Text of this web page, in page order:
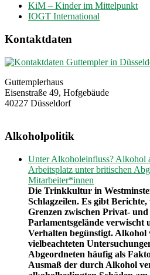
KiM – Kinder im Mittelpunkt
IOGT International
Kontaktdaten
Guttemplerhaus
Eisenstraße 49, Hofgebäude
40227 Düsseldorf
Alkoholpolitik
Unter Alkoholeinfluss? Alkohol
Arbeitsplatz unter britischen
Mitarbeiter*innen
Die Trinkkultur in
Schlagzeilen. Es gibt
Grenzen zwischen Privat-
Parlamentsgelände verwischt
Verhalten begünstigt. Alkohol
vielbeachteten
Abgeordneten häufig als
Ausmaß der durch Alkohol